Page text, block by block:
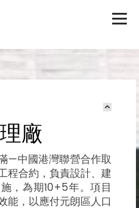
廠
—中國港灣聯營合作取
程合約，負責設計、建
，為期10+5年。項目
能，以應付元朗區人口